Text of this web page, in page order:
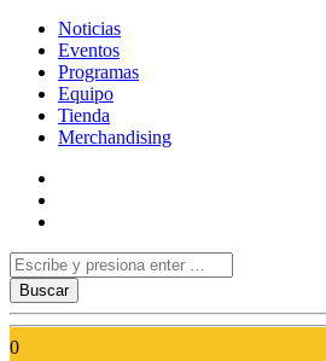
Noticias
Eventos
Programas
Equipo
Tienda
Merchandising
0